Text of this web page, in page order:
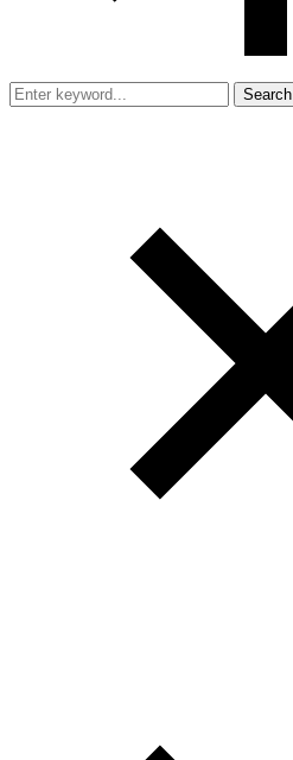
Search